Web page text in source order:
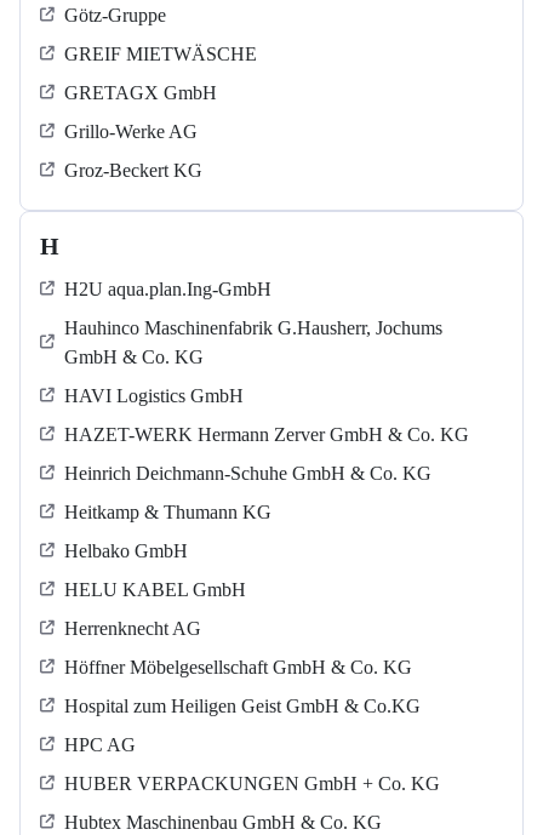
Götz-Gruppe
GREIF MIETWÄSCHE
GRETAGX GmbH
Grillo-Werke AG
Groz-Beckert KG
H
H2U aqua.plan.Ing-GmbH
Hauhinco Maschinenfabrik G.Hausherr, Jochums
GmbH & Co. KG
HAVI Logistics GmbH
HAZET-WERK Hermann Zerver GmbH & Co. KG
Heinrich Deichmann-Schuhe GmbH & Co. KG
Heitkamp & Thumann KG
Helbako GmbH
HELU KABEL GmbH
Herrenknecht AG
Höffner Möbelgesellschaft GmbH & Co. KG
Hospital zum Heiligen Geist GmbH & Co.KG
HPC AG
HUBER VERPACKUNGEN GmbH + Co. KG
Hubtex Maschinenbau GmbH & Co. KG